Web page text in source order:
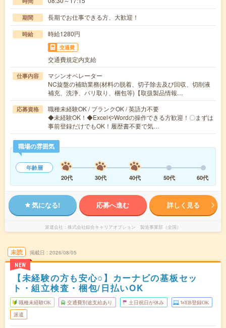
期間 長期でお仕事できる方、大歓迎！
時給 時給1280円
交通費
交通費規定内支給
仕事内容
マシンオペレーター
NC旋盤の補助業務(材料の脱着、切子除去及び回収、切削液
補充、洗浄、バリ取り、梱包等)【取扱製品情報…
応募資格
職種未経験OK / ブランクOK / 英語力不要
◆未経験OK！◆ExcelやWordの操作できる方歓迎！〇まずは
事前登録だけでもOK！履歴書不要で気…
職場の雰囲気
年齢層
20代
30代 40代 50代 60代
気になる! 応募へ進む 詳しく見る
派遣会社 株式会社綜合キャリアオプション 製造事業部（全国）
未読
NEW
掲載日 2026/08/05
【未経験の方も安心○】カーナビの基板セッ
ト・組立検査・梱包/日払いOK
職種未経験OK 交通費別途支給あり 土日祝日が休み WEB登録OK
派遣